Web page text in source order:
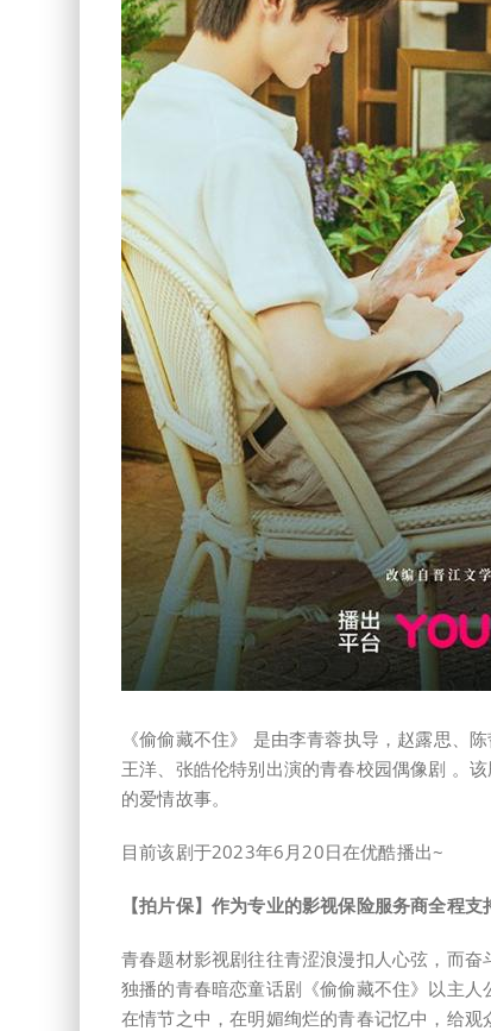
《偷偷藏不住》 是由李青蓉执导，赵露思、
王洋、张皓伦特别出演的青春校园偶像剧 。
的爱情故事。
目前该剧于2023年6月20日在优酷播出~
【拍片保】作为专业的影视保险服务商全程
青春题材影视剧往往青涩浪漫扣人心弦，而
独播的青春暗恋童话剧《偷偷藏不住》以主
在情节之中，在明媚绚烂的青春记忆中，给观